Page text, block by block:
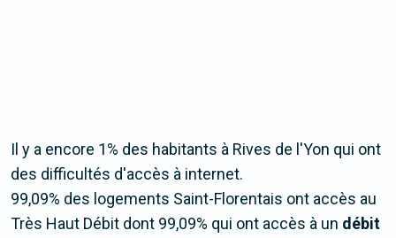
Il y a encore 1% des habitants à Rives de l'Yon qui ont
des difficultés d'accès à internet.
99,09% des logements Saint-Florentais ont accès au
Très Haut Débit dont 99,09% qui ont accès à un débit